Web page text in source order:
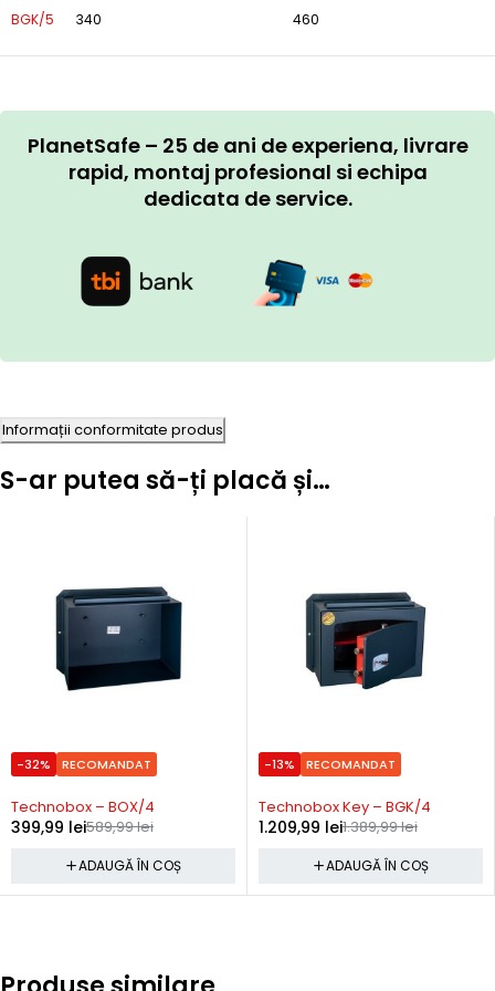
BGK/5 340 460
PlanetSafe – 25 de ani de experiena, livrare
rapid, montaj profesional si echipa
dedicata de service.
Informații conformitate produs
S-ar putea să-ți placă și…
-32% RECOMANDAT
Precomanda
Technobox – BOX/4
589,99lei
399,99 lei
ADAUGĂ ÎN COȘ
-13% RECOMANDAT
Precomanda
Technobox Key – BGK/4
1.389,99lei
1.209,99 lei
ADAUGĂ ÎN COȘ